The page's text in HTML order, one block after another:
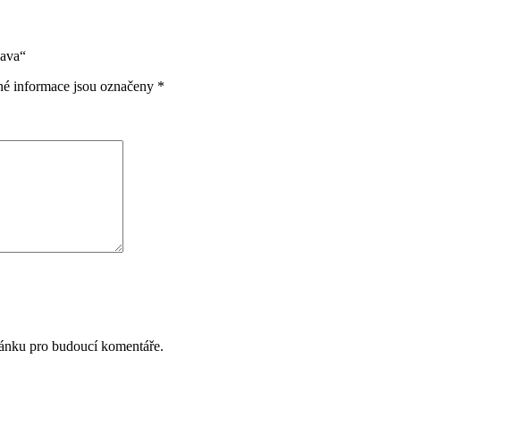
informace jsou označeny *
pro budoucí komentáře.